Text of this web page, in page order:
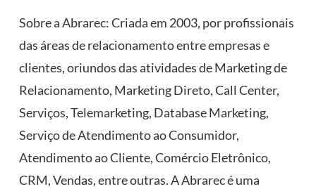
Sobre a Abrarec: Criada em 2003, por profissionais
das áreas de relacionamento entre empresas e
clientes, oriundos das atividades de Marketing de
Relacionamento, Marketing Direto, Call Center,
Serviços, Telemarketing, Database Marketing,
Serviço de Atendimento ao Consumidor,
Atendimento ao Cliente, Comércio Eletrônico,
CRM, Vendas, entre outras. A Abrarec é uma